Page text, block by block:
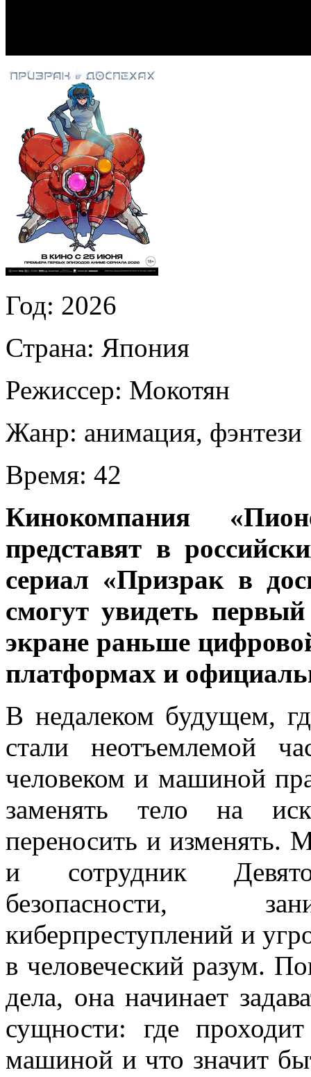
Год: 2026
Страна: Япония
Режиссер: Мокотян
Жанр: анимация, фэнтези
Время: 42
Кинокомпания
представят в
сериал «Призрак в
смогут увидеть
экране раньше
платформах и
В недалеком будущем,
стали неотъемлемой
человеком и машиной
заменять тело на
переносить и изменять.
и сотрудник
безопасности,
киберпреступлений и
в человеческий разум.
дела, она начинает
сущности: где
машиной и что значит